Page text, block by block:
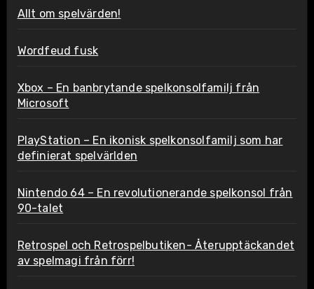
Allt om spelvärden!
Wordfeud fusk
Xbox – En banbrytande spelkonsolfamilj från
Microsoft
PlayStation – En ikonisk spelkonsolfamilj som har
definierat spelvärlden
Nintendo 64 – En revolutionerande spelkonsol från
90-talet
Retrospel och Retrospelbutiken- Återupptäckandet
av spelmagi från förr!